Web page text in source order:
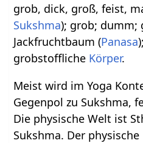
grob, dick, groß, feist,
Sukshma); grob; dumm;
Jackfruchtbaum (Panasa
grobstoffliche Körper.
Meist wird im Yoga
Gegenpol zu Sukshma,
Die physische Welt ist
Sukshma. Der